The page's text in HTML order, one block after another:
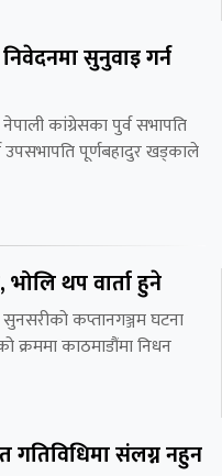
सुनुवाइ गर्न
कांग्रेसका पुर्व सभापति
उपसभापति पूर्णबहादुर खड्काले
थप वार्ता हुने
कप्तानगञ्जम घटना
क्रममा काठमाडौंमा निधन
गतिविधिमा संलग्न नहुन